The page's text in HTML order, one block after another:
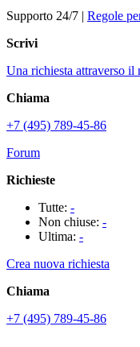
Supporto 24/7 | Regole
Scrivi
Una richiesta attraverso il
Chiama
+7 (495) 789-45-86
Forum
Richieste
Tutte: -
Non chiuse: -
Ultima: -
Crea nuova richiesta
Chiama
+7 (495) 789-45-86